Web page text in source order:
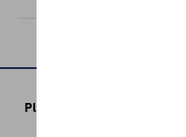
Plus d'informations